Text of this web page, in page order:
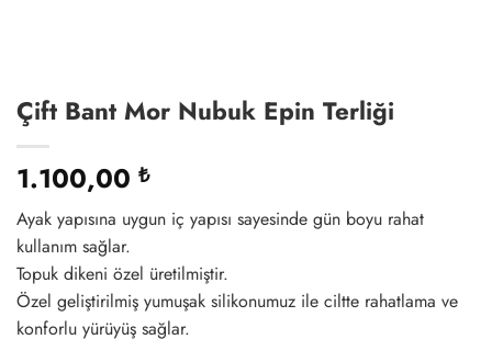
Çift Bant Mor Nubuk Epin Terliği
1.100,00 ₺
Ayak yapısına uygun iç yapısı sayesinde gün boyu rahat
kullanım sağlar.
Topuk dikeni özel üretilmiştir.
Özel geliştirilmiş yumuşak silikonumuz ile ciltte rahatlama ve
konforlu yürüyüş sağlar.